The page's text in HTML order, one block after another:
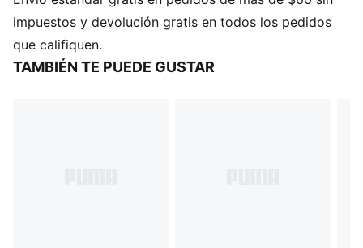
lugar.
DETALLES
Costura a máquina
impuestos y devolución gratis en todos los pedidos
que califiquen.
TAMBIÉN TE PUEDE GUSTAR